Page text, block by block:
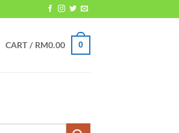
CART / RM0.00 0